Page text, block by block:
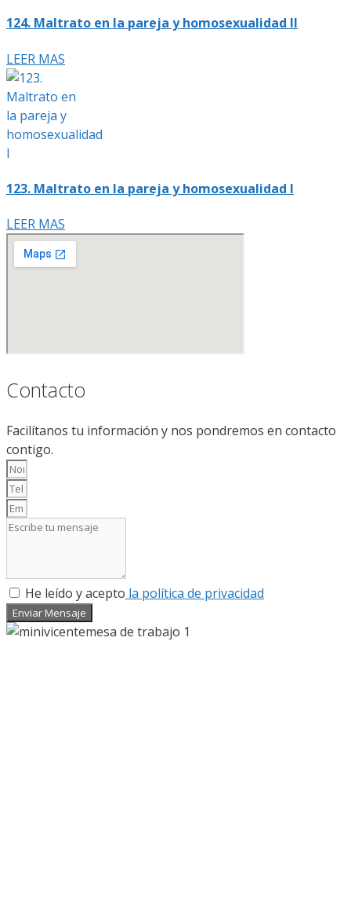
124. Maltrato en la pareja y homosexualidad II
LEER MAS
123. Maltrato en la pareja y homosexualidad I
LEER MAS
Contacto
Facilítanos tu información y nos pondremos en contacto
contigo.
He leído y acepto la política de privacidad
Enviar Mensaje